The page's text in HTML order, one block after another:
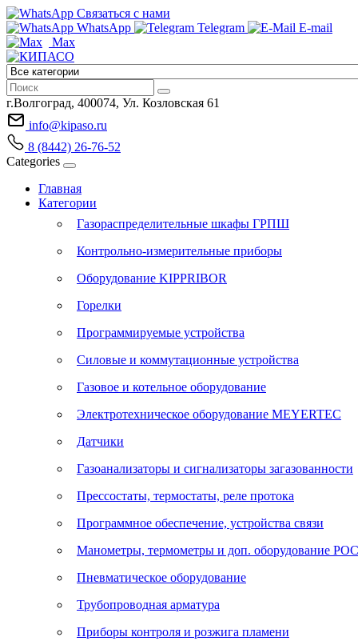
Связаться с нами
WhatsApp
Telegram
E-mail
Max
г.Волгоград, 400074, Ул. Козловская 61
info@kipaso.ru
8 (8442) 26-76-52
Categories
Главная
Категории
Газораспределительные шкафы ГРПШ
Контрольно-измерительные приборы
Оборудование KIPPRIBOR
Горелки
Программируемые устройства
Силовые и коммутационные устройства
Газовое и котельное оборудование
Электротехническое оборудование MEYERTEC
Датчики
Газоанализаторы и сигнализаторы загазованности
Прессостаты, термостаты, реле протока
Программное обеспечение, устройства связи
Манометры, термометры и доп. оборудование
Пневматическое оборудование
Трубопроводная арматура
Приборы контроля и розжига пламени